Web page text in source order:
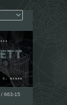
/ 663-15